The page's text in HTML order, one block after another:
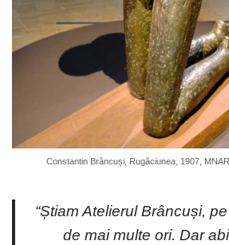
Constantin Brâncuși, Rugăciunea, 1907,
“Știam Atelierul Brâncuși,
de mai multe ori. Dar